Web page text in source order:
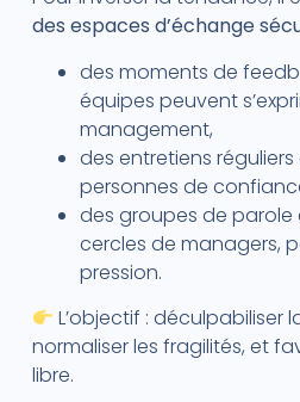
des espaces d’échange
des moments de
équipes peuvent
management,
des entretiens réguliers
personnes de
des groupes de parole
cercles de managers,
pression.
L’objectif : déculpabiliser
normaliser les fragilités, et
libre.